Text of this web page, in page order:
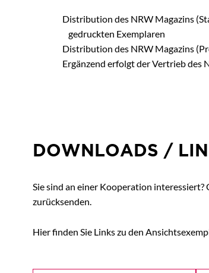
Distribution des NRW Magazins
gedruckten Exemplaren
Distribution des NRW Magazins
Ergänzend erfolgt der Vertrieb des
DOWNLOADS /
Sie sind an einer Kooperation
zurücksenden.
Hier finden Sie Links zu den